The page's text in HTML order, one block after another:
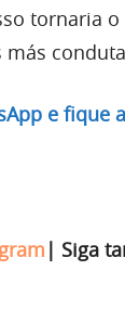
tornaria
e fique
| Siga